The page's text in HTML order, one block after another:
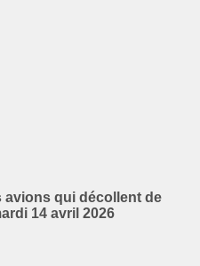
qui décollent de
14 avril 2026